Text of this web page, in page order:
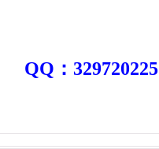
QQ：329720225